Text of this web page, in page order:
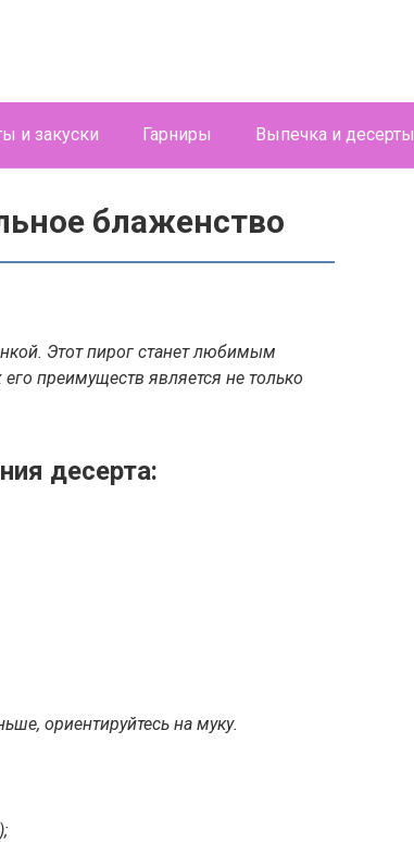
и закуски Гарниры Выпечка и десерты
блаженство
Этот пирог станет любимым
преимуществ является не только
десерта:
ориентируйтесь на муку.